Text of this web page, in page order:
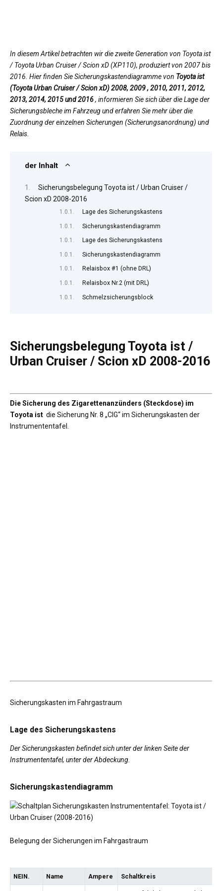
In diesem Artikel betrachten wir die zweite Generation von Toyota ist
/ Toyota Urban Cruiser / Scion xD (XP110), produziert von 2007 bis
2016. Hier finden Sie Sicherungskastendiagramme von Toyota ist
(Toyota Urban Cruiser / Scion xD) 2008, 2009 , 2010, 2011, 2012,
2013, 2014, 2015 und 2016, informieren Sie sich über die Lage der
Sicherungsbleche im Fahrzeug und erfahren Sie mehr über die
Zuordnung der einzelnen Sicherungen (Sicherungsanordnung) und
Relais.
der Inhalt
Sicherungsbelegung Toyota ist / Urban Cruiser /
Scion xD 2008-2016
Lage des Sicherungskastens
Sicherungskastendiagramm
Lage des Sicherungskastens
Sicherungskastendiagramm
Relaisbox #1 (ohne DRL)
Relaisbox Nr.2 (mit DRL)
Schmelzsicherungsblock
Sicherungsbelegung Toyota ist /
Urban Cruiser / Scion xD 2008-2016
Die Sicherung des Zigarettenanzünders (Steckdose) im
Toyota ist die Sicherung Nr. 8 „CIG“ im Sicherungskasten der
Instrumententafel.
Sicherungskasten im Fahrgastraum
Lage des Sicherungskastens
Der Sicherungskasten befindet sich unter der linken Seite der
Instrumententafel, unter der Abdeckung.
Sicherungskastendiagramm
Belegung der Sicherungen im Fahrgastraum
NEIN. Name Ampere Schaltkreis